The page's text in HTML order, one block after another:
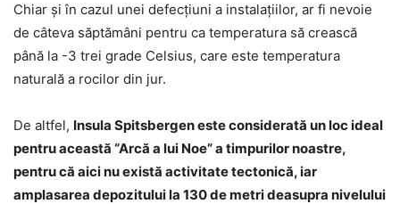
Chiar şi în cazul unei defecţiuni a instalaţiilor, ar fi nevoie
de câteva săptămâni pentru ca temperatura să crească
până la -3 trei grade Celsius, care este temperatura
naturală a rocilor din jur.
De altfel, Insula Spitsbergen este considerată un loc ideal
pentru această “Arcă a lui Noe” a timpurilor noastre,
pentru că aici nu există activitate tectonică, iar
amplasarea depozitului la 130 de metri deasupra nivelului